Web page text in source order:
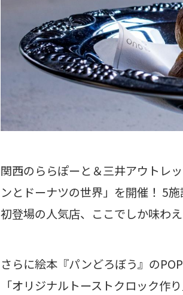
関西のららぽーと＆三井アウトレ
ンとドーナツの世界」を開催！ 5
初登場の人気店、ここでしか味わ
さらに絵本『パンどろぼう』の
「オリジナルトーストクロック作